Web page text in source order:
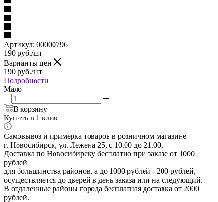
Артикул: 00000796
190 руб./шт
Варианты цен
190 руб./шт
Подробности
Мало
В корзину
Купить в 1 клик
Самовывоз и примерка товаров в розничном магазине
г. Новосибирск, ул. Лежена 25, с 10.00 до 21.00.
Доставка по Новосибирску бесплатно при заказе от 1000
рублей
для большинства районов, а до 1000 рублей - 200 рублей,
осуществляется до дверей в день заказа или на следующий.
В отдаленные районы города бесплатная доставка от 2000
рублей.